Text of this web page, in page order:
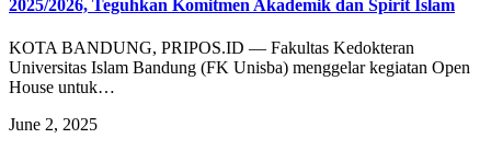
2025/2026, Teguhkan Komitmen Akademik dan Spirit Islam
KOTA BANDUNG, PRIPOS.ID — Fakultas Kedokteran
Universitas Islam Bandung (FK Unisba) menggelar kegiatan Open
House untuk…
June 2, 2025